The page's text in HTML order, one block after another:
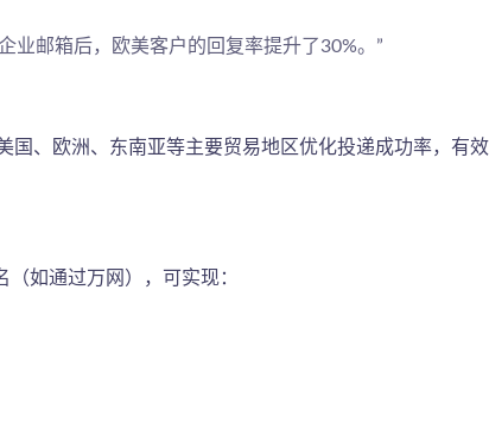
业邮箱后，欧美客户的回复率提升了30%。”
、欧洲、东南亚等主要贸易地区优化投递成功率，有效
如通过万网），可实现：